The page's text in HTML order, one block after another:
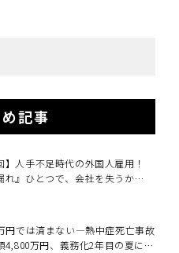
向けに解説～
記事
】人手不足時代の外国人雇用！
れ』ひとつで、会社を失うか
円では済まない―熱中症死亡事故
4,800万円、義務化2年目の夏に経